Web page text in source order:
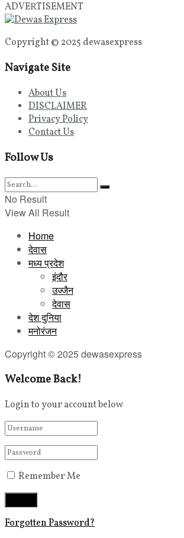
ADVERTISEMENT
Copyright © 2025 dewasexpress
Navigate Site
About Us
DISCLAIMER
Privacy Policy
Contact Us
Follow Us
No Result
View All Result
Home
देवास
मध्य प्रदेश
इंदौर
उज्जैन
देवास
देश दुनिया
मनोरंजन
Copyright © 2025 dewasexpress
Welcome Back!
Login to your account below
Remember Me
Forgotten Password?